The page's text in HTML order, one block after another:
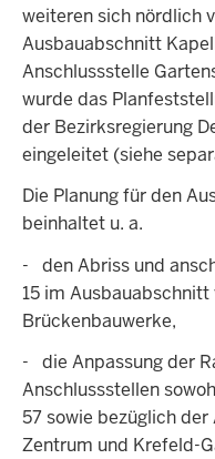
weiteren sich nördlich
Ausbauabschnitt
Anschlussstelle
wurde das
der Bezirksregierung
eingeleitet (siehe
Die Planung für den
beinhaltet u. a.
- den Abriss und
15 im Ausbauabschnitt
Brückenbauwerke,
- die Anpassung der
Anschlussstellen
57 sowie bezüglich
Zentrum und Krefeld-